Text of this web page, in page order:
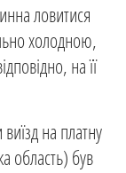
ловитися
холодною,
на її
на платну
область) був